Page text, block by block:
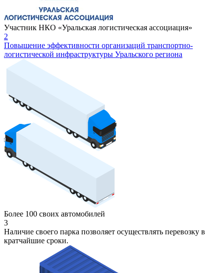
Участник НКО «Уральская логистическая ассоциация»
2
Повышение эффективности организаций транспортно-
логистической инфраструктуры Уральского региона
Более 100 своих автомобилей
3
Наличие своего парка позволяет осуществлять перевозку в
кратчайшие сроки.